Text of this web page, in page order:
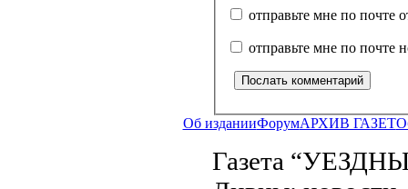
отправьте мне по почте
отправьте мне по почте
Об изданииФорумАРХИВ ГАЗЕТ
Газета